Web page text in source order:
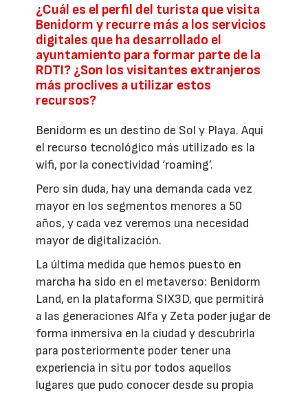
¿Cuál es el perfil del turista que visita
Benidorm y recurre más a los servicios
digitales que ha desarrollado el
ayuntamiento para formar parte de la
RDTI? ¿Son los visitantes extranjeros
más proclives a utilizar estos
recursos?
Benidorm es un destino de Sol y Playa. Aquí
el recurso tecnológico más utilizado es la
wifi, por la conectividad ‘roaming’.
Pero sin duda, hay una demanda cada vez
mayor en los segmentos menores a 50
años, y cada vez veremos una necesidad
mayor de digitalización.
La última medida que hemos puesto en
marcha ha sido en el metaverso: Benidorm
Land, en la plataforma SIX3D, que permitirá
a las generaciones Alfa y Zeta poder jugar de
forma inmersiva en la ciudad y descubrirla
para posteriormente poder tener una
experiencia in situ por todos aquellos
lugares que pudo conocer desde su propia